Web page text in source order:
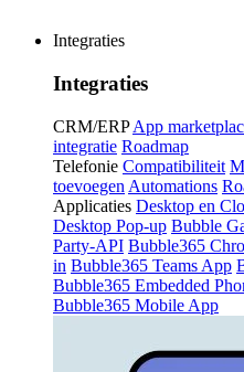
Integraties
Integraties
CRM/ERP App
integratie Roadmap
Telefonie Compatibiliteit
toevoegen Automations
Applicaties Desktop en
Desktop Pop-up Bubble
Party-API Bubble365
in Bubble365 Teams App
Bubble365 Embedded
Bubble365 Mobile App